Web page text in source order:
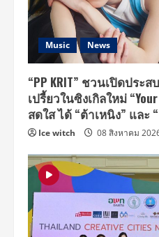
Music News
“PP KRIT” ชวนเปิดปร
เปรี้ยวในซิงเกิลใหม่
สดใส ได้ “ต้าเหนิง” แล
Ice witch 08 สิงหาคม